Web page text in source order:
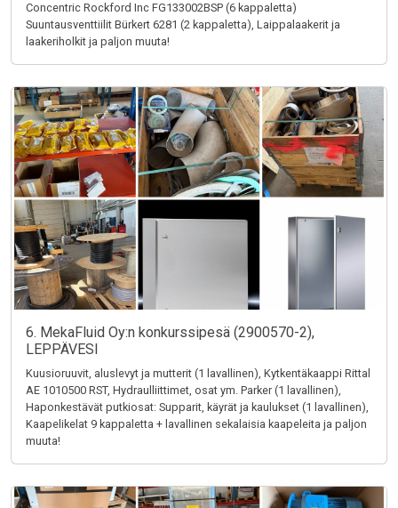
Concentric Rockford Inc FG133002BSP (6 kappaletta)
Suuntausventtiilit Bürkert 6281 (2 kappaletta), Laippalaakerit ja
laakeriholkit ja paljon muuta!
6. MekaFluid Oy:n konkurssipesä (2900570-2),
LEPPÄVESI
Kuusioruuvit, aluslevyt ja mutterit (1 lavallinen), Kytkentäkaappi Rittal
AE 1010500 RST, Hydraulliittimet, osat ym. Parker (1 lavallinen),
Haponkestävät putkiosat: Supparit, käyrät ja kaulukset (1 lavallinen),
Kaapelikelat 9 kappaletta + lavallinen sekalaisia kaapeleita ja paljon
muuta!